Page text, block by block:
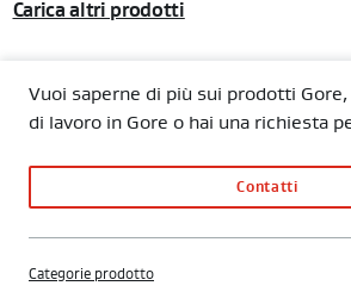
Carica altri prodotti
Vuoi saperne di più sui prodotti
di lavoro in Gore o hai una richiesta
Contatti
Categorie prodotto